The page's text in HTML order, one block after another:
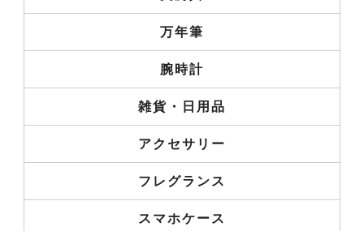
万年筆
腕時計
雑貨・日用品
アクセサリー
フレグランス
スマホケース